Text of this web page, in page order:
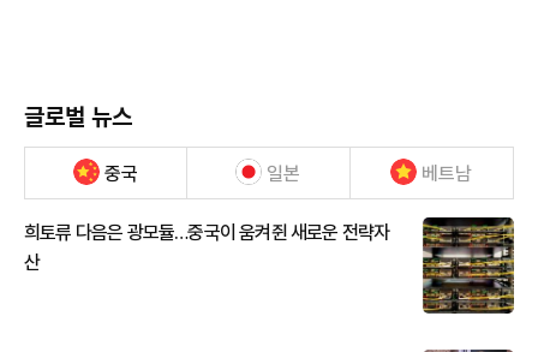
글로벌 뉴스
중국 일본 베트남
희토류 다음은 광모듈…중국이 움켜쥔 새로운 전략자
산